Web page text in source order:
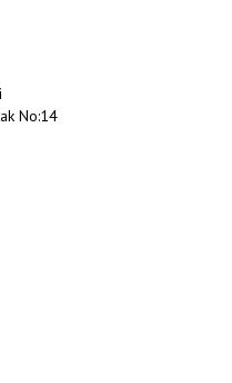
No:14